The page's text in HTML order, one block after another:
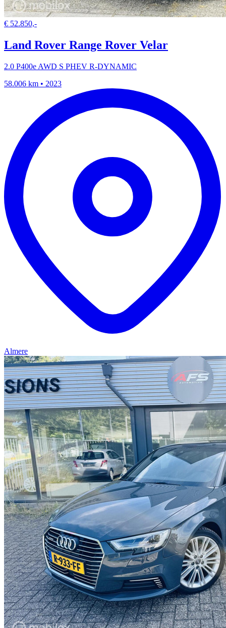
€ 52.850,-
Land Rover Range Rover Velar
2.0 P400e AWD S PHEV R-DYNAMIC
58.006 km • 2023
Almere